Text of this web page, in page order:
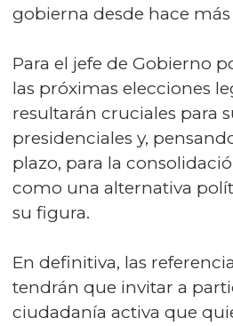
gobierna desde hace
Para el jefe de Gobierno
las próximas elecciones
resultarán cruciales para
presidenciales y,
plazo, para la
como una alternativa
su figura.
En definitiva, las
tendrán que invitar a
ciudadanía activa que